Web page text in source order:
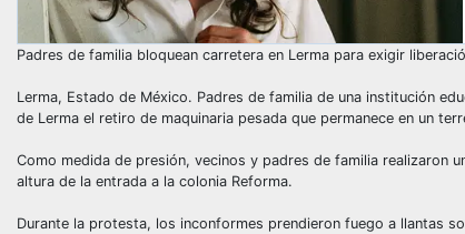
Padres de familia bloquean carretera en Lerma para exigir
Lerma, Estado de México. Padres de familia de una institución
de Lerma el retiro de maquinaria pesada que permanece en un
Como medida de presión, vecinos y padres de familia realizaron
altura de la entrada a la colonia Reforma.
Durante la protesta, los inconformes prendieron fuego a llantas